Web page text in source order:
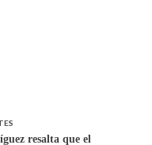
resalta que el